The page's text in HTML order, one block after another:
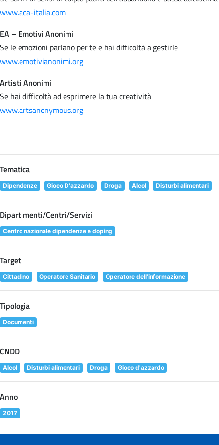
www.aca-italia.com
EA – Emotivi Anonimi
Se le emozioni parlano per te e hai difficoltà a gestirle
www.emotivianonimi.org
Artisti Anonimi
Se hai difficoltà ad esprimere la tua creatività
www.artsanonymous.org
Tematica
Dipendenze Gioco D'azzardo Droga Alcol Disturbi alimentari
Dipartimenti/Centri/Servizi
Centro nazionale dipendenze e doping
Target
Cittadino Operatore Sanitario Operatore dell'informazione
Tipologia
Documenti
CNDD
Alcol Disturbi alimentari Droga Gioco d'azzardo
Anno
2017